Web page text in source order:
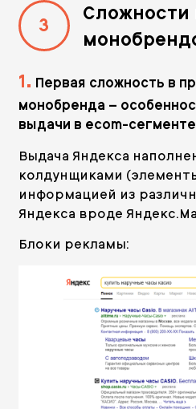
3
Сложности
1. Первая сложность в
монобренда –
выдачи в ecom-
Выдача Яндекса
колдунщиками
информацией из
Яндекса вроде
Блоки рекламы: